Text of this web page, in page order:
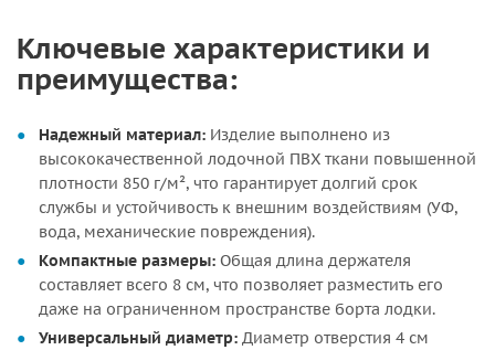
Ключевые характеристики и
преимущества:
Надежный материал: Изделие выполнено из
высококачественной лодочной ПВХ ткани повышенной
плотности 850 г/м², что гарантирует долгий срок
службы и устойчивость к внешним воздействиям (УФ,
вода, механические повреждения).
Компактные размеры: Общая длина держателя
составляет всего 8 см, что позволяет разместить его
даже на ограниченном пространстве борта лодки.
Универсальный диаметр: Диаметр отверстия 4 см